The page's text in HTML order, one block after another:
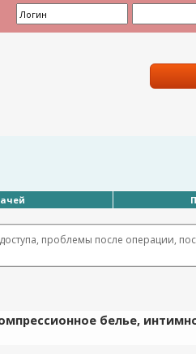
проблемы после операции,
белье,